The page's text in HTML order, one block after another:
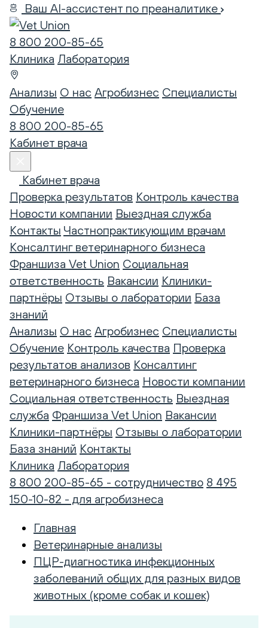
Ваш AI-ассистент по преаналитике
8 800 200-85-65
Клиника Лаборатория
Анализы О нас Агробизнес Специалисты
Обучение
8 800 200-85-65
Кабинет врача
Кабинет врача
Проверка результатов Контроль качества
Новости компании Выездная служба
Контакты Частнопрактикующим врачам
Консалтинг ветеринарного бизнеса
Франшиза Vet Union Социальная
ответственность Вакансии Клиники-
партнёры Отзывы о лаборатории База
знаний
Анализы О нас Агробизнес Специалисты
Обучение Контроль качества Проверка
результатов анализов Консалтинг
ветеринарного бизнеса Новости компании
Социальная ответственность Выездная
служба Франшиза Vet Union Вакансии
Клиники-партнёры Отзывы о лаборатории
База знаний Контакты
Клиника Лаборатория
8 800 200-85-65 - сотрудничество 8 495
150-10-82 - для агробизнеса
Главная
Ветеринарные анализы
ПЦР-диагностика инфекционных
заболеваний общих для разных видов
животных (кроме собак и кошек)